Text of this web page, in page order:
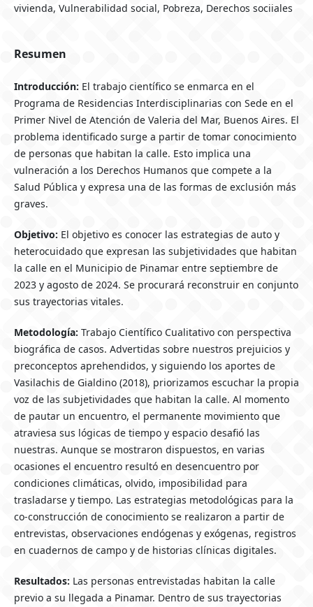
vivienda, Vulnerabilidad social, Pobreza, Derechos sociiales
Resumen
Introducción: El trabajo científico se enmarca en el
Programa de Residencias Interdisciplinarias con Sede en el
Primer Nivel de Atención de Valeria del Mar, Buenos Aires. El
problema identificado surge a partir de tomar conocimiento
de personas que habitan la calle. Esto implica una
vulneración a los Derechos Humanos que compete a la
Salud Pública y expresa una de las formas de exclusión más
graves.
Objetivo:El objetivo es conocer las estrategias de auto y
heterocuidado que expresan las subjetividades que habitan
la calle en el Municipio de Pinamar entre septiembre de
2023 y agosto de 2024. Se procurará reconstruir en conjunto
sus trayectorias vitales.
Metodología: Trabajo Científico Cualitativo con perspectiva
biográfica de casos. Advertidas sobre nuestros prejuicios y
preconceptos aprehendidos, y siguiendo los aportes de
Vasilachis de Gialdino (2018), priorizamos escuchar la propia
voz de las subjetividades que habitan la calle. Al momento
de pautar un encuentro, el permanente movimiento que
atraviesa sus lógicas de tiempo y espacio desafió las
nuestras. Aunque se mostraron dispuestos, en varias
ocasiones el encuentro resultó en desencuentro por
condiciones climáticas, olvido, imposibilidad para
trasladarse y tiempo. Las estrategias metodológicas para la
co-construcción de conocimiento se realizaron a partir de
entrevistas, observaciones endógenas y exógenas, registros
en cuadernos de campo y de historias clínicas digitales.
Resultados: Las personas entrevistadas habitan la calle
previo a su llegada a Pinamar. Dentro de sus trayectorias